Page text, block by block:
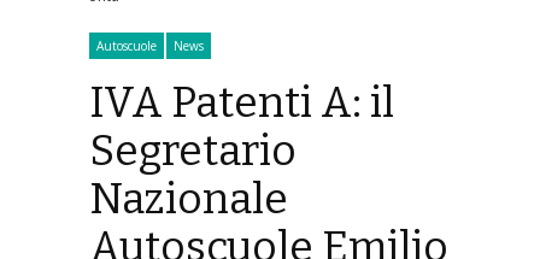
Autoscuole News
IVA Patenti A: il
Segretario
Nazionale
Autoscuole Emilio